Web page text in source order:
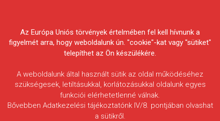
Egyesületek Szövetsége
Hugyecz Pál
Az Európa Uniós törvények értelmében fel kell hívnunk a
figyelmét arra, hogy weboldalunk ún. "cookie"-kat vagy "sütiket"
telepíthet az Ön készülékére.
A weboldalunk által használt sütik az oldal működéséhez
szükségesek, letiltásukkal, korlátozásukkal oldalunk egyes
funkciói elérhetetlenné válnak.
Bővebben Adatkezelési tájékoztatónk IV/8. pontjában olvashat
a sütikről.